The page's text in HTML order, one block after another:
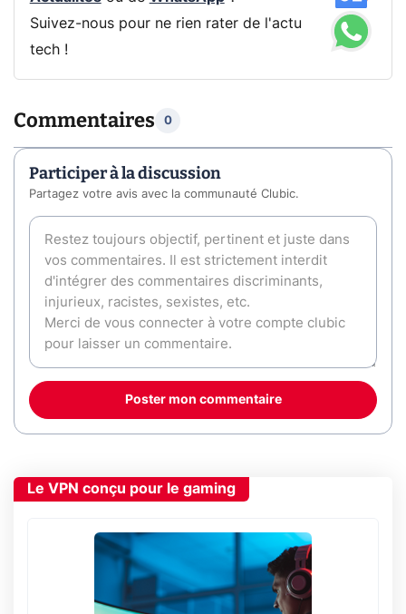
Suivez-nous pour ne rien rater de l'actu
tech !
Commentaires 0
Participer à la discussion
Partagez votre avis avec la communauté Clubic.
Poster mon commentaire
Le VPN conçu pour le gaming